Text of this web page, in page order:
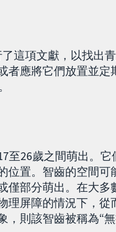
這項文獻，以找出
者應將它們放置並
至26歲之間萌出。
位置。智齒的空間
僅部分萌出。在大
理屏障的情況下，
則該智齒被稱為“無